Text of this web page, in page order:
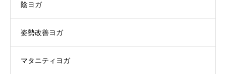
陰ヨガ
姿勢改善ヨガ
マタニティヨガ